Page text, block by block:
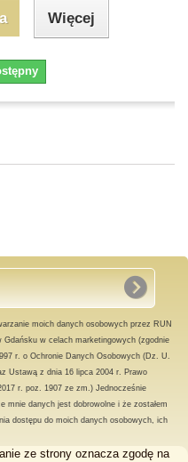
ze strony oznacza zgodę na
Więcej
moich danych osobowych przez RUN
w celach marketingowych (zgodnie
r. o Ochronie Danych Osobowych (Dz. U.
Ustawą z dnia 16 lipca 2004 r. Prawo
r. poz. 1907 ze zm.) Jednocześnie
mnie danych jest dobrowolne i że zostałem
dostępu do moich danych osobowych, ich